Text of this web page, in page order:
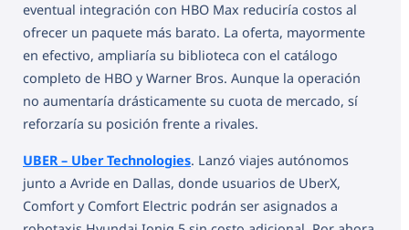
eventual integración con HBO Max reduciría costos al
ofrecer un paquete más barato. La oferta, mayormente
en efectivo, ampliaría su biblioteca con el catálogo
completo de HBO y Warner Bros. Aunque la operación
no aumentaría drásticamente su cuota de mercado, sí
reforzaría su posición frente a rivales.
UBER – Uber Technologies. Lanzó viajes autónomos
junto a Avride en Dallas, donde usuarios de UberX,
Comfort y Comfort Electric podrán ser asignados a